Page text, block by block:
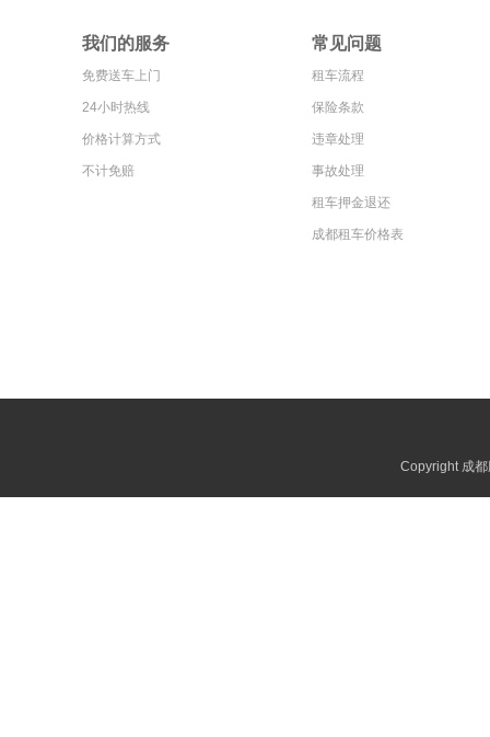
常见问题
租车流程
保险条款
违章处理
事故处理
租车押金退还
成都租车价格表
我们的服务
免费送车上门
24小时热线
价格计算方式
不计免赔
Copyright 成